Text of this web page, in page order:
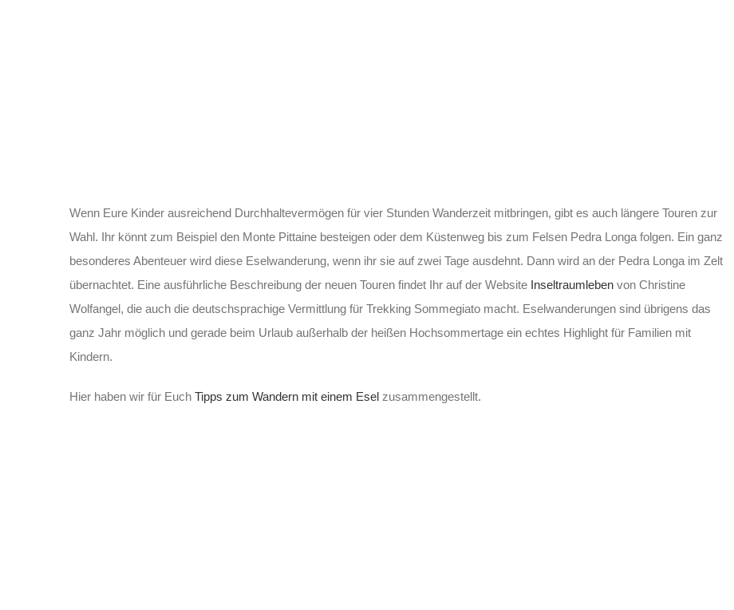
Wenn Eure Kinder ausreichend Durchhaltevermögen für vier Stunden Wanderzeit mitbringen, gibt es auch längere Touren zur
Wahl. Ihr könnt zum Beispiel den Monte Pittaine besteigen oder dem Küstenweg bis zum Felsen Pedra Longa folgen. Ein ganz
besonderes Abenteuer wird diese Eselwanderung, wenn ihr sie auf zwei Tage ausdehnt. Dann wird an der Pedra Longa im Zelt
übernachtet. Eine ausführliche Beschreibung der neuen Touren findet Ihr auf der Website Inseltraumleben von Christine
Wolfangel, die auch die deutschsprachige Vermittlung für Trekking Sommegiato macht. Eselwanderungen sind übrigens das
ganz Jahr möglich und gerade beim Urlaub außerhalb der heißen Hochsommertage ein echtes Highlight für Familien mit
Kindern.
Hier haben wir für Euch Tipps zum Wandern mit einem Esel zusammengestellt.